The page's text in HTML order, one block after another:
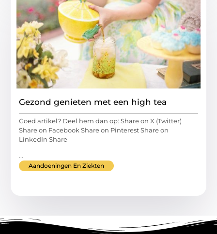
Gezond genieten met een high tea
Goed artikel? Deel hem dan op: Share on X (Twitter)
Share on Facebook Share on Pinterest Share on
LinkedIn Share
...
Aandoeningen En Ziekten